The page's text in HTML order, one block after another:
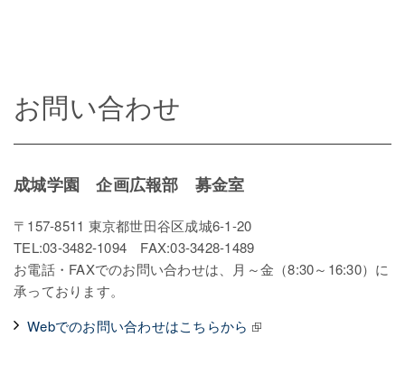
お問い合わせ
成城学園 企画広報部 募金室
〒157-8511 東京都世田谷区成城6-1-20
TEL:03-3482-1094 FAX:03-3428-1489
お電話・FAXでのお問い合わせは、月～金（8:30～16:30）に
承っております。
Webでのお問い合わせはこちらから